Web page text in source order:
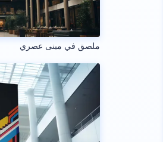
ملصق في مبنى عصري